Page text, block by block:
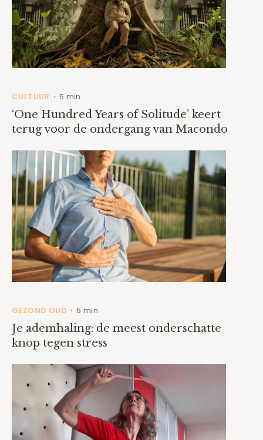
CULTUUR • 5 min
‘One Hundred Years of Solitude’ keert
terug voor de ondergang van Macondo
GEZOND OUD • 5 min
Je ademhaling: de meest onderschatte
knop tegen stress